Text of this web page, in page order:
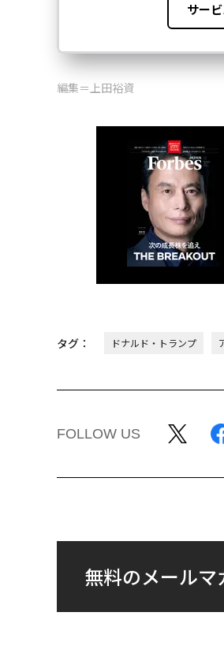
編集＝上田裕資
タグ： ドナルド・トランプ
FOLLOW US
無料のメール